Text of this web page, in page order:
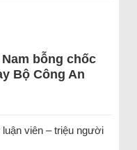
bỗng chốc
Bộ Công An
viên – triệu người